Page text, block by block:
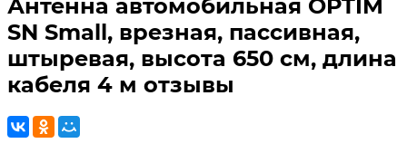
Антенна автомобильная OPTIM
SN Small, врезная, пассивная,
штыревая, высота 650 см, длина
кабеля 4 м отзывы